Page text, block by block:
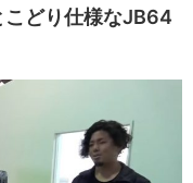
こどり仕様なJB64